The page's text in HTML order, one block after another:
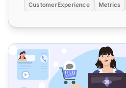
CustomerExperience Metrics
Откройте за себе най-добрия